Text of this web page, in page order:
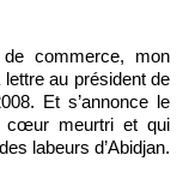
commerce, mon
au président de
Et s’annonce le
cœur meurtri et qui
labeurs d’Abidjan.